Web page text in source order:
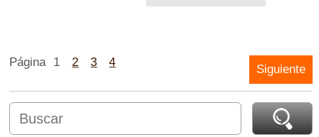
Página 1 2 3 4
Siguiente